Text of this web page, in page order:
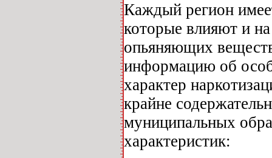
Каждый регион
которые влияют и
опьяняющих
информацию об
характер
крайне
муниципальных
характеристик: